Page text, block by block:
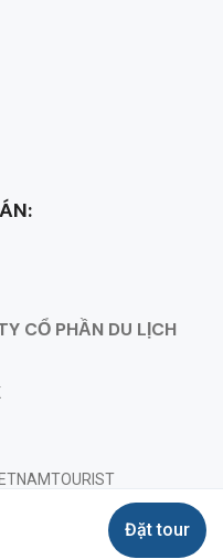
Đặt tour
CỔ PHẦN DU LỊCH
Tế Số 79-1593/2023/TCDL -
GP LHQT